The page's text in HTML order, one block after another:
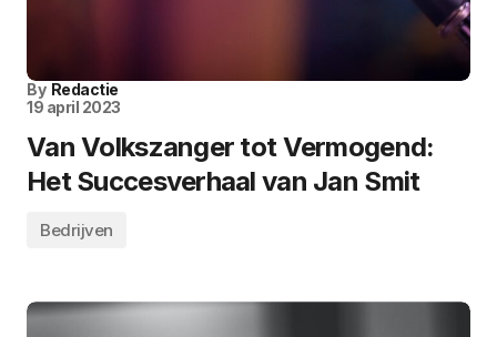
By Redactie
19 april 2023
Van Volkszanger tot Vermogend:
Het Succesverhaal van Jan Smit
Bedrijven